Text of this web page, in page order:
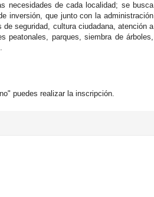
necesidades de cada localidad; se busca
inversión, que junto con la administración
seguridad, cultura ciudadana, atención a
peatonales, parques, siembra de árboles,
puedes realizar la inscripción.